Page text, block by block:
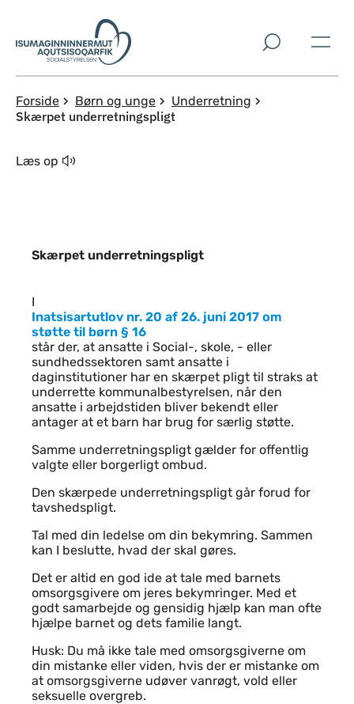
Spring til indholdssektion
Forside Børn og unge Underretning
Skærpet underretningspligt
Læs op
Skærpet underretningspligt
Indhold
I
Inatsisartutlov nr. 20 af 26. juni 2017 om
støtte til børn § 16
står der, at ansatte i Social-, skole, - eller
sundhedssektoren samt ansatte i
daginstitutioner har en skærpet pligt til straks at
underrette kommunalbestyrelsen, når den
ansatte i arbejdstiden bliver bekendt eller
antager at et barn har brug for særlig støtte.
Samme underretningspligt gælder for offentlig
valgte eller borgerligt ombud.
Den skærpede underretningspligt går forud for
tavshedspligt.
Tal med din ledelse om din bekymring. Sammen
kan I beslutte, hvad der skal gøres.
Det er altid en god ide at tale med barnets
omsorgsgivere om jeres bekymringer. Med et
godt samarbejde og gensidig hjælp kan man ofte
hjælpe barnet og dets familie langt.
Husk: Du må ikke tale med omsorgsgiverne om
din mistanke eller viden, hvis der er mistanke om
at omsorgsgiverne udøver vanrøgt, vold eller
seksuelle overgreb.